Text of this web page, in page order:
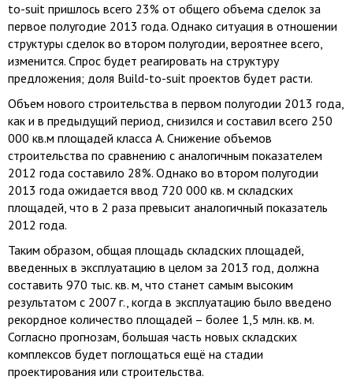
to-suit пришлось всего 23% от общего объема сделок за
первое полугодие 2013 года. Однако ситуация в отношении
структуры сделок во втором полугодии, вероятнее всего,
изменится. Спрос будет реагировать на структуру
предложения; доля Build-to-suit проектов будет расти.
Объем нового строительства в первом полугодии 2013 года,
как и в предыдущий период, снизился и составил всего 250
000 кв.м площадей класса А. Снижение объемов
строительства по сравнению с аналогичным показателем
2012 года составило 28%. Однако во втором полугодии
2013 года ожидается ввод 720 000 кв. м складских
площадей, что в 2 раза превысит аналогичный показатель
2012 года.
Таким образом, общая площадь складских площадей,
введенных в эксплуатацию в целом за 2013 год, должна
составить 970 тыс. кв. м, что станет самым высоким
результатом с 2007 г., когда в эксплуатацию было введено
рекордное количество площадей – более 1,5 млн. кв. м.
Согласно прогнозам, большая часть новых складских
комплексов будет поглощаться ещё на стадии
проектирования или строительства.